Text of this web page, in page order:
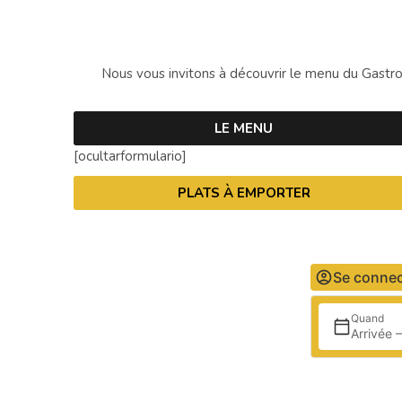
Nous vous invitons à découvrir le menu du
LE MENU
[ocultarformulario]
PLATS À EMPORTER
Se
Quand
Arrivée